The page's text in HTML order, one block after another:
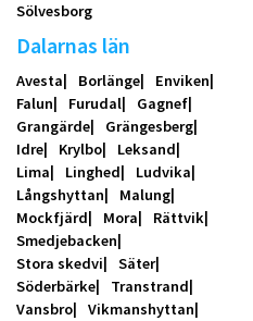
Sölvesborg
Dalarnas län
Avesta Borlänge
Enviken
Falun
Furudal
Gagnef
Grangärde
Grängesberg
Idre
Krylbo
Leksand
Lima
Linghed
Ludvika
Långshyttan
Malung
Mockfjärd
Mora
Rättvik
Smedjebacken
Stora skedvi
Säter
Söderbärke
Transtrand
Vansbro
Vikmanshyttan